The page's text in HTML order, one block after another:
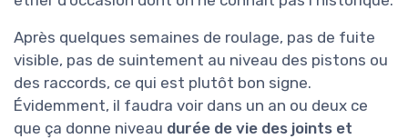
Après quelques semaines de roulage, pas de fuite
visible, pas de suintement au niveau des pistons ou
des raccords, ce qui est plutôt bon signe.
Évidemment, il faudra voir dans un an ou deux ce
que ça donne niveau durée de vie des joints et